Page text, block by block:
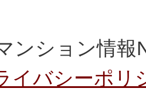
ンション情
イバシーポリ